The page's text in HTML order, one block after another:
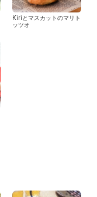
Kiriとマスカットのマリト
ッツオ